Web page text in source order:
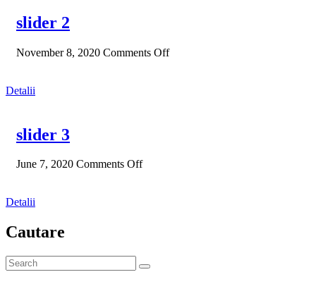
slider 2
November 8, 2020 Comments Off
Detalii
slider 3
June 7, 2020 Comments Off
Detalii
Cautare